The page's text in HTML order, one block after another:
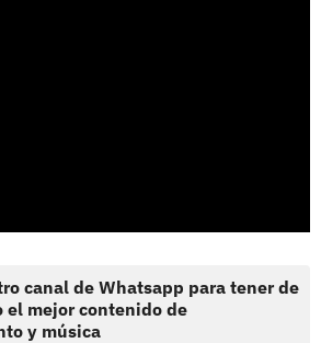
canal de Whatsapp para tener de
el mejor contenido de
y música